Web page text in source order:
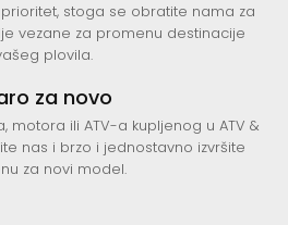
stoga se obratite nama za
vezane za promenu destinacije
plovila.
za novo
motora ili ATV-a kupljenog u ATV &
nas i brzo i jednostavno izvršite
za novi model.